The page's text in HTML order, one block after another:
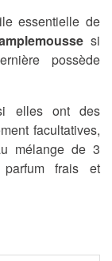
essentielle de
si
possède
elles ont des
facultatives,
mélange de 3
frais et